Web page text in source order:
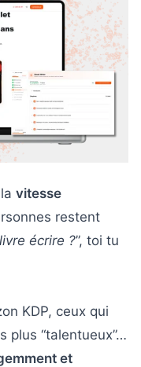
vitesse
restent
écrire ?”, toi tu
KDP, ceux qui
plus “talentueux”…
et